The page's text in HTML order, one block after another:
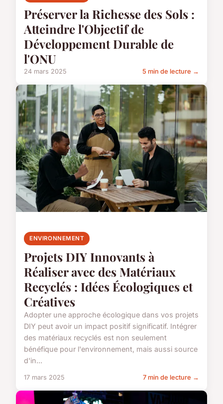
Préserver la Richesse des Sols :
Atteindre l'Objectif de
Développement Durable de
l'ONU
24 mars 2025 5 min de lecture →
ENVIRONNEMENT
Projets DIY Innovants à
Réaliser avec des Matériaux
Recyclés : Idées Écologiques et
Créatives
Adopter une approche écologique dans vos projets
DIY peut avoir un impact positif significatif. Intégrer
des matériaux recyclés est non seulement
bénéfique pour l'environnement, mais aussi source
d'in...
17 mars 2025 7 min de lecture →